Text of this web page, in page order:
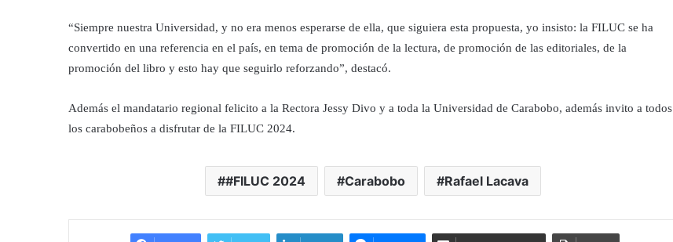
“Siempre nuestra Universidad, y no era menos esperarse de ella, que siguiera esta propuesta, yo insisto: la FILUC se ha
convertido en una referencia en el país, en tema de promoción de la lectura, de promoción de las editoriales, de la
promoción del libro y esto hay que seguirlo reforzando”, destacó.
Además el mandatario regional felicito a la Rectora Jessy Divo y a toda la Universidad de Carabobo, además invito a todos
los carabobeños a disfrutar de la FILUC 2024.
#FILUC 2024 Carabobo Rafael Lacava